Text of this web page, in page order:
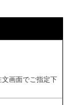
画面でご指定下